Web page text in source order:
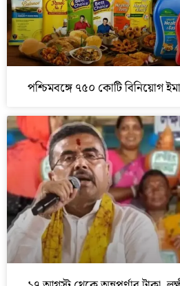
পশ্চিমবঙ্গে ৭৫০ কোটি বিনিয়োগ